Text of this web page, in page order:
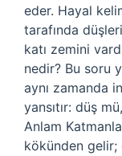
eder. Hayal
tarafında
katı zemini
nedir? Bu soru
aynı zamanda
yansıtır: düş
Anlam
kökünden